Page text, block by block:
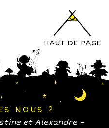
HAUT DE PAGE
NOUS ?
et Alexandre –